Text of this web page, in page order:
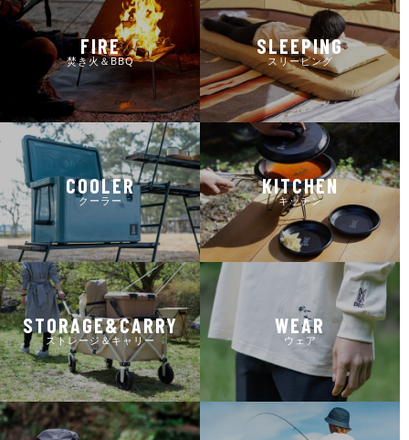
FIRE
焚き火＆BBQ
SLEEPING
スリーピング
COOLER
クーラー
KITCHEN
キッチン
STORAGE&CARRY
ストレージ＆キャリー
WEAR
ウェア